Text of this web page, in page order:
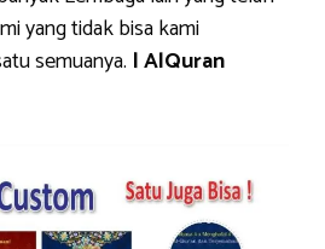
yang tidak bisa kami
semuanya. | AlQuran